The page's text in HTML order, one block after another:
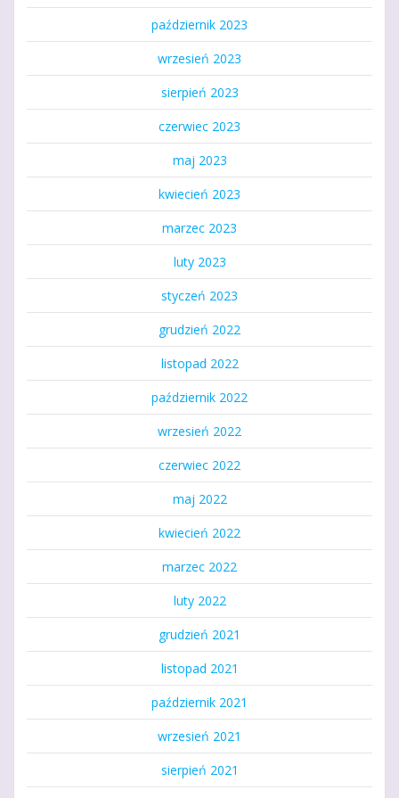
październik 2023
wrzesień 2023
sierpień 2023
czerwiec 2023
maj 2023
kwiecień 2023
marzec 2023
luty 2023
styczeń 2023
grudzień 2022
listopad 2022
październik 2022
wrzesień 2022
czerwiec 2022
maj 2022
kwiecień 2022
marzec 2022
luty 2022
grudzień 2021
listopad 2021
październik 2021
wrzesień 2021
sierpień 2021